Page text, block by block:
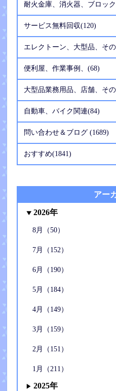
耐火金庫、消火器、ブロッ
サービス無料回収(120)
エレクトーン、大型品、そ
便利屋、作業事例、(68)
大型品業務用品、店舗、そ
自動車、バイク関連(84)
問い合わせ＆ブログ (1689)
おすすめ(1841)
アー
2026年
8月（50）
7月（152）
6月（190）
5月（184）
4月（149）
3月（159）
2月（151）
1月（211）
2025年